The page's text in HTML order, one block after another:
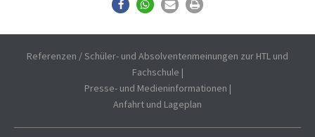
Referenzen / Schüler- und Absolventenmeinungen zur HTL und
Fachschule |
Presse- und Medieninformationen |
Anfahrt und Lageplan